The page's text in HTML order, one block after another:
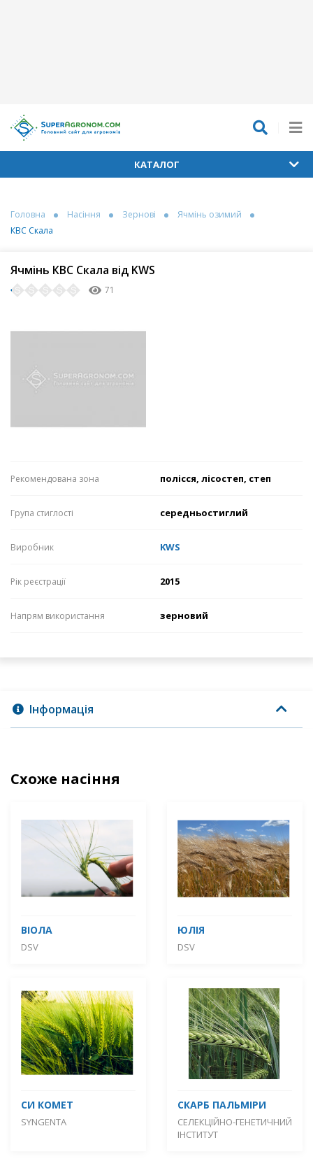
КАТАЛОГ
Головна Насіння Зернові
Ячмінь озимий
КВС Скала
Ячмінь КВС Скала від KWS
71
Рекомендована зона полісся, лісостеп, степ
Група стиглості середньостиглий
Виробник KWS
Рік реєстрації 2015
Напрям використання зерновий
Інформація
Схоже насіння
ВІОЛА
DSV
ЮЛІЯ
DSV
СИ КОМЕТ
SYNGENTA
СКАРБ ПАЛЬМІРИ
СЕЛЕКЦІЙНО-ГЕНЕТИЧНИЙ
ІНСТИТУТ